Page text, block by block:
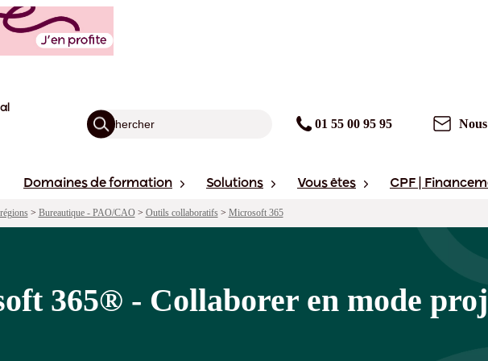
01 55 00 95 95
Domaines de formation Solutions Vous êtes CPF |
> Bureautique - PAO/CAO > Outils collaboratifs> Microsoft 365
365® - Collaborer en mode
en mode projet avec Teams et Tasks
Pédagogie Points forts